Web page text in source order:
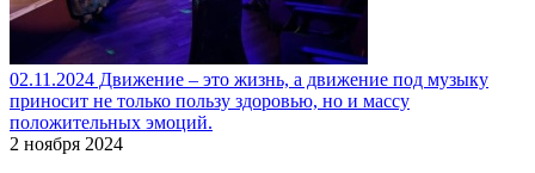
02.11.2024 Движение – это жизнь, а движение под музыку
приносит не только пользу здоровью, но и массу
положительных эмоций.
2 ноября 2024